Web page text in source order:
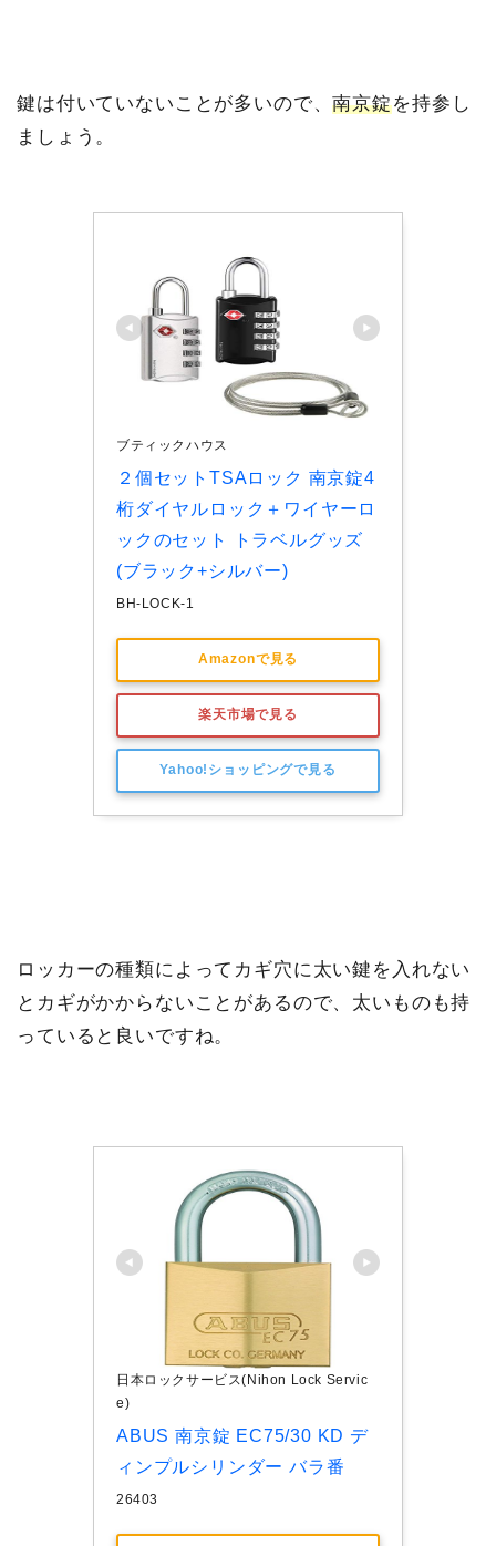
鍵は付いていないことが多いので、南京錠を持参し
ましょう。
ブティックハウス
２個セットTSAロック 南京錠4
桁ダイヤルロック＋ワイヤーロ
ックのセット トラベルグッズ
(ブラック+シルバー)
BH-LOCK-1
Amazonで見る
楽天市場で見る
Yahoo!ショッピングで見る
ロッカーの種類によってカギ穴に太い鍵を入れない
とカギがかからないことがあるので、太いものも持
っていると良いですね。
日本ロックサービス(Nihon Lock Servic
e)
ABUS 南京錠 EC75/30 KD デ
ィンプルシリンダー バラ番
26403